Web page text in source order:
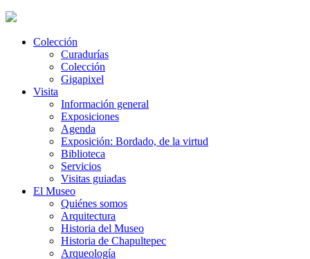
Colección
Curadurías
Colección
Gigapixel
Visita
Información general
Exposiciones
Agenda
Exposición: Bordado, de la virtud
Biblioteca
Servicios
Visitas guiadas
El Museo
Quiénes somos
Arquitectura
Historia del Museo
Historia de Chapultepec
Arqueología